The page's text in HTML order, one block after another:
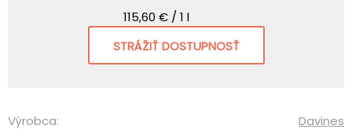
115,60 € / 1 l
STRÁŽIŤ DOSTUPNOSŤ
Výrobca: Davines